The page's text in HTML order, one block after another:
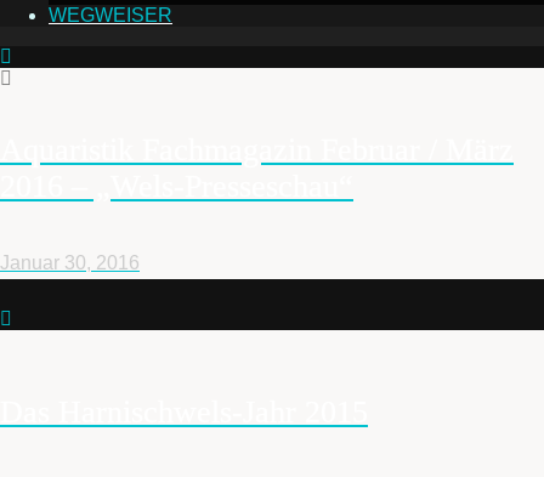
WEGWEISER
Januar 30, 2016